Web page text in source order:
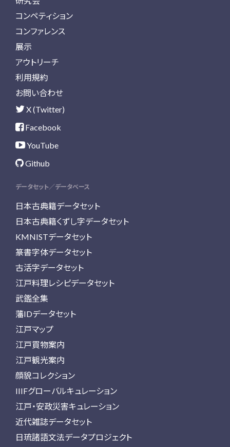
コンペティション
コンファレンス
展示
アウトリーチ
利用規約
お問い合わせ
X (Twitter)
Facebook
YouTube
Github
データセット／データベース
日本古典籍データセット
日本古典籍くずし字データセット
KMNISTデータセット
篆書字体データセット
古活字データセット
江戸料理レシピデータセット
武鑑全集
藩IDデータセット
江戸マップ
江戸買物案内
江戸観光案内
顔貌コレクション
IIIFグローバルキュレーション
江戸・安政災害キュレーション
近代雑誌データセット
日琉諸語文法データプロジェクト